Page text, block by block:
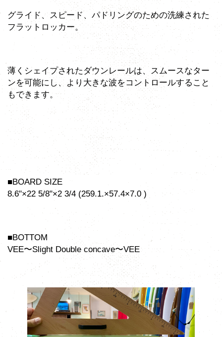
グライド、スピード、パドリングのための洗練された
フラットロッカー。
薄くシェイプされたダウンレールは、スムースなター
ンを可能にし、より大きな波をコントロールすること
もできます。
■BOARD SIZE
8.6"×22 5/8"×2 3/4 (259.1.×57.4×7.0 )
■BOTTOM
VEE〜Slight Double concave〜VEE